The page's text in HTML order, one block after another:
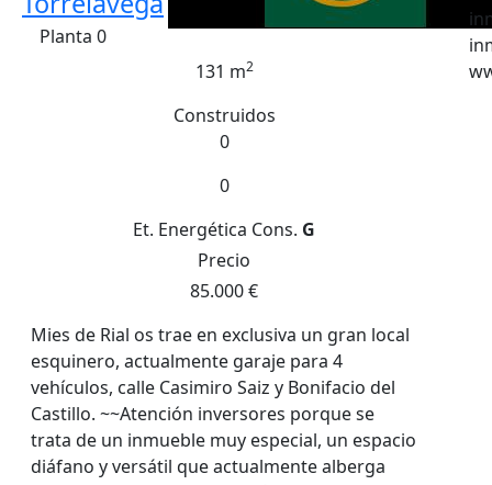
Planta 0
131 m2
Construidos
0
0
Et. Energética Cons. G
Precio
85.000 €
Mies de Rial os trae en exclusiva un gran local
esquinero, actualmente garaje para 4
vehículos, calle Casimiro Saiz y Bonifacio del
Castillo. ~~Atención inversores porque se
trata de un inmueble muy especial, un espacio
diáfano y versátil que actualmente alberga